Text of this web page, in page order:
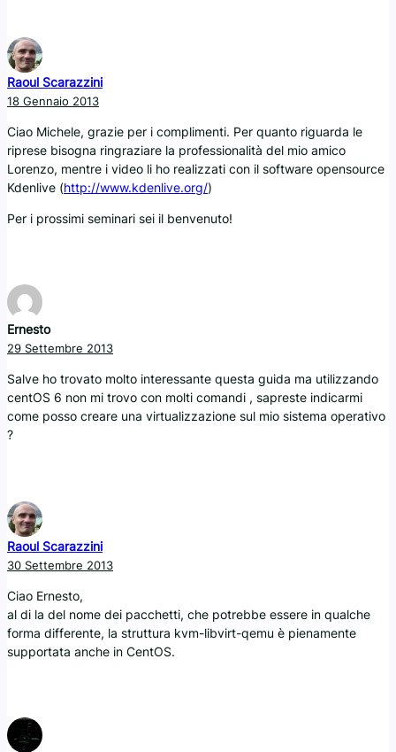
Raoul Scarazzini
18 Gennaio 2013
Ciao Michele, grazie per i complimenti. Per quanto riguarda le
riprese bisogna ringraziare la professionalità del mio amico
Lorenzo, mentre i video li ho realizzati con il software opensource
Kdenlive (http://www.kdenlive.org/)
Per i prossimi seminari sei il benvenuto!
Ernesto
29 Settembre 2013
Salve ho trovato molto interessante questa guida ma utilizzando
centOS 6 non mi trovo con molti comandi , sapreste indicarmi
come posso creare una virtualizzazione sul mio sistema operativo
?
Raoul Scarazzini
30 Settembre 2013
Ciao Ernesto,
al di la del nome dei pacchetti, che potrebbe essere in qualche
forma differente, la struttura kvm-libvirt-qemu è pienamente
supportata anche in CentOS.